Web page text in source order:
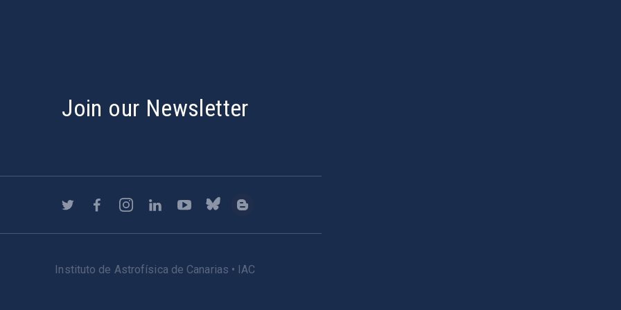
Join our Newsletter
Instituto de Astrofísica de Canarias • IAC